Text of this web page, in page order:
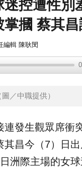
迷控遭性別
摑 蔡其昌
編輯 陳耿閔
／中職提供）
連發生觀眾席衝
其昌今（7）日出
洲際主場的女